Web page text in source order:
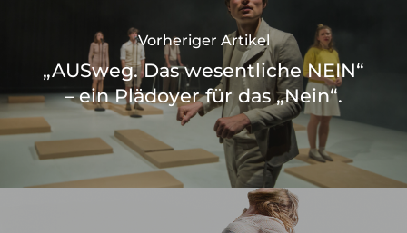
Vorheriger Artikel
„AUSweg. Das wesentliche NEIN“
– ein Plädoyer für das „Nein“.